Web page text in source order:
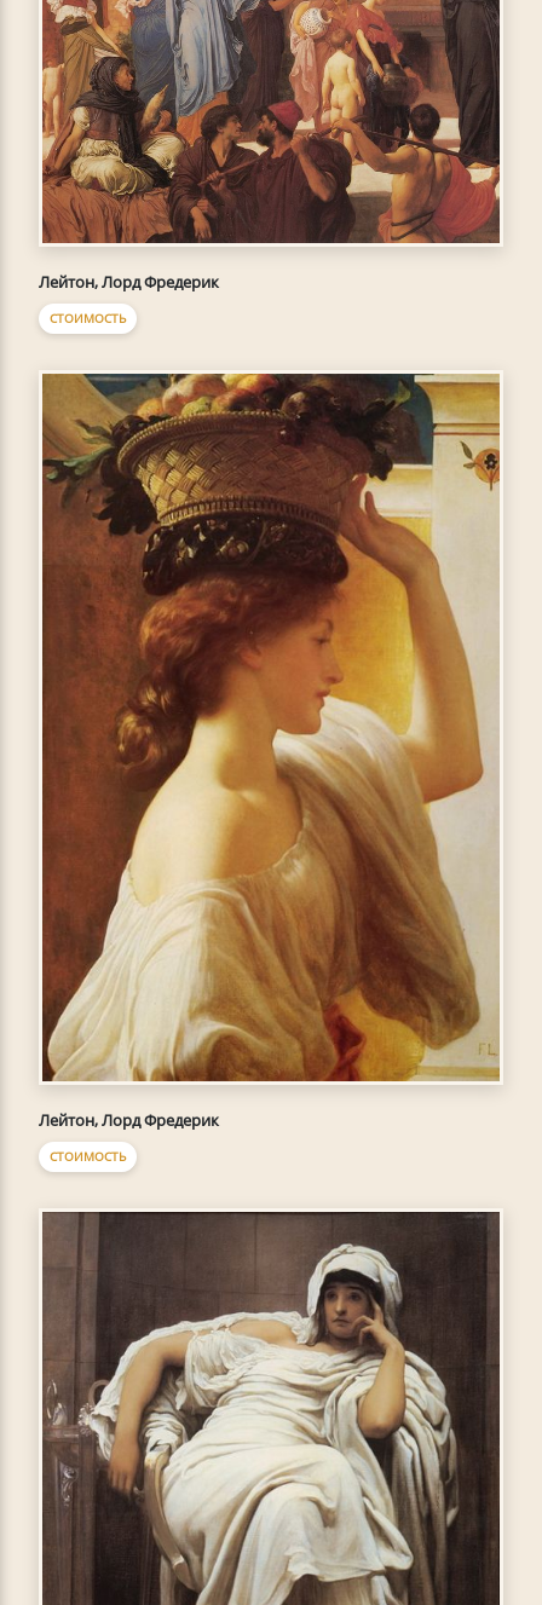
Лейтон, Лорд Фредерик
СТОИМОСТЬ
Лейтон, Лорд Фредерик
СТОИМОСТЬ